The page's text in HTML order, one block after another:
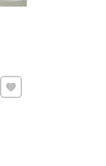
Pridať k Obľúbeným